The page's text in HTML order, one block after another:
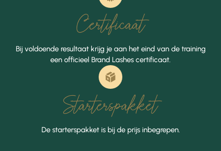
Certificaat
Bij voldoende resultaat krijg je aan het eind van de training
een officieel Brand Lashes certificaat.
Starterspakket
De starterspakket is bij de prijs inbegrepen.